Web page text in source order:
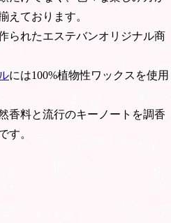
えております。
られたエステバンオリジナル商
には100%植物性ワックスを使用
香料と流行のキーノートを調香
す。